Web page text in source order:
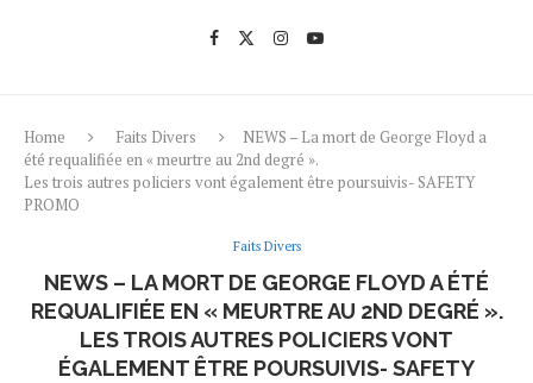
Home Faits Divers
NEWS – La mort de George Floyd a
été requalifiée en « meurtre au 2nd degré ».
Les trois autres policiers vont également être poursuivis- SAFETY
PROMO
Faits Divers
NEWS – LA MORT DE GEORGE FLOYD A ÉTÉ
REQUALIFIÉE EN « MEURTRE AU 2ND DEGRÉ ».
LES TROIS AUTRES POLICIERS VONT
ÉGALEMENT ÊTRE POURSUIVIS- SAFETY